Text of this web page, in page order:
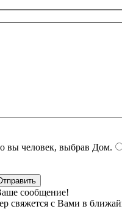
вы человек, выбрав Дом.
сообщение!
свяжется с Вами в